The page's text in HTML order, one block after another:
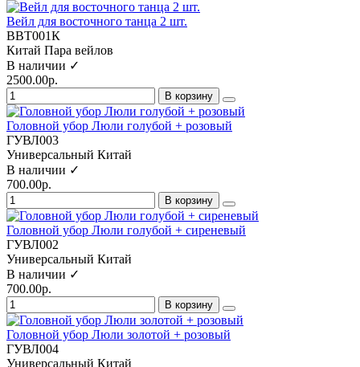
Вейл для восточного танца 2 шт.
ВВТ001К
Китай Пара вейлов
В наличии ✓
2500.00р.
В корзину
Головной убор Люли голубой + розовый
ГУВЛ003
Универсальный Китай
В наличии ✓
700.00р.
В корзину
Головной убор Люли голубой + сиреневый
ГУВЛ002
Универсальный Китай
В наличии ✓
700.00р.
В корзину
Головной убор Люли золотой + розовый
ГУВЛ004
Универсальный Китай